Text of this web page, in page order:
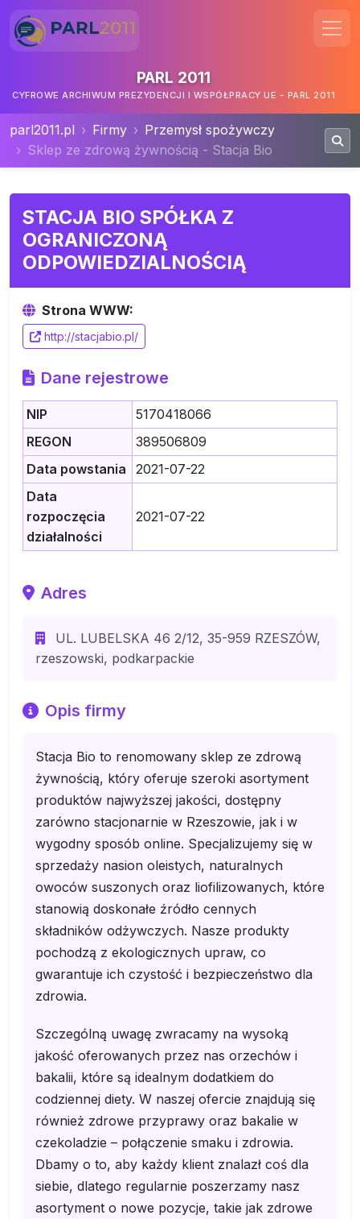
PARL 2011
CYFROWE ARCHIWUM PREZYDENCJI I WSPÓŁPRACY UE - PARL 2011
parl2011.pl Firmy
Przemysł spożywczy
Sklep ze zdrową żywnością - Stacja Bio
STACJA BIO SPÓŁKA Z
OGRANICZONĄ
ODPOWIEDZIALNOŚCIĄ
Strona WWW:
http://stacjabio.pl/
Dane rejestrowe
NIP
5170418066
REGON
389506809
Data powstania
2021-07-22
Data
rozpoczęcia
działalności
2021-07-22
Adres
UL. LUBELSKA 46 2/12, 35-959 RZESZÓW,
rzeszowski, podkarpackie
Opis firmy
Stacja Bio to renomowany sklep ze zdrową
żywnością, który oferuje szeroki asortyment
produktów najwyższej jakości, dostępny
zarówno stacjonarnie w Rzeszowie, jak i w
wygodny sposób online. Specjalizujemy się w
sprzedaży nasion oleistych, naturalnych
owoców suszonych oraz liofilizowanych, które
stanowią doskonałe źródło cennych
składników odżywczych. Nasze produkty
pochodzą z ekologicznych upraw, co
gwarantuje ich czystość i bezpieczeństwo dla
zdrowia.
Szczególną uwagę zwracamy na wysoką
jakość oferowanych przez nas orzechów i
bakalii, które są idealnym dodatkiem do
codziennej diety. W naszej ofercie znajdują się
również zdrowe przyprawy oraz bakalie w
czekoladzie – połączenie smaku i zdrowia.
Dbamy o to, aby każdy klient znalazł coś dla
siebie, dlatego regularnie poszerzamy nasz
asortyment o nowe pozycje, takie jak zdrowe